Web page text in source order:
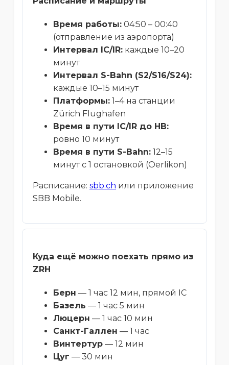
Время работы: 04:50 – 00:40
(отправление из аэропорта)
Интервал IC/IR: каждые 10–20
минут
Интервал S-Bahn (S2/S16/S24):
каждые 10–15 минут
Платформы: 1–4 на станции
Zürich Flughafen
Время в пути IC/IR до HB:
ровно 10 минут
Время в пути S-Bahn: 12–15
минут с 1 остановкой (Oerlikon)
Расписание: sbb.ch или приложение
SBB Mobile.
Куда ещё можно поехать прямо из
ZRH
Берн — 1 час 12 мин, прямой IC
Базель — 1 час 5 мин
Люцерн — 1 час 10 мин
Санкт-Галлен — 1 час
Винтертур — 12 мин
Цуг — 30 мин